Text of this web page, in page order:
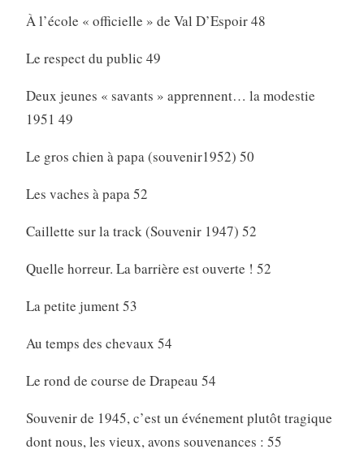
À l’école « officielle » de Val D’Espoir 48
Le respect du public 49
Deux jeunes « savants » apprennent… la modestie
1951 49
Le gros chien à papa (souvenir1952) 50
Les vaches à papa 52
Caillette sur la track (Souvenir 1947) 52
Quelle horreur. La barrière est ouverte ! 52
La petite jument 53
Au temps des chevaux 54
Le rond de course de Drapeau 54
Souvenir de 1945, c’est un événement plutôt tragique
dont nous, les vieux, avons souvenances : 55